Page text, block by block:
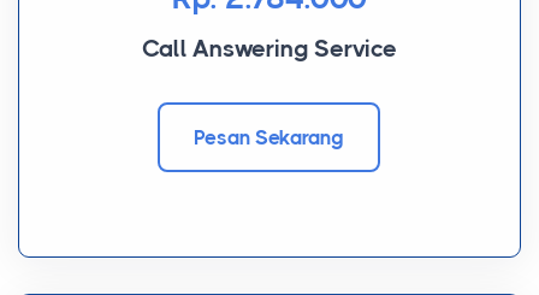
Call Answering Service
Pesan Sekarang